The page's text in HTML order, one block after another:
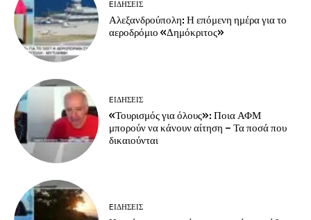
EΙΔΗΣΕΙΣ
Αλεξανδρούπολη: Η επόμενη ημέρα για το
αεροδρόμιο «Δημόκριτος»
EΙΔΗΣΕΙΣ
«Τουρισμός για όλους»: Ποια ΑΦΜ
μπορούν να κάνουν αίτηση – Τα ποσά που
δικαιούνται
EΙΔΗΣΕΙΣ